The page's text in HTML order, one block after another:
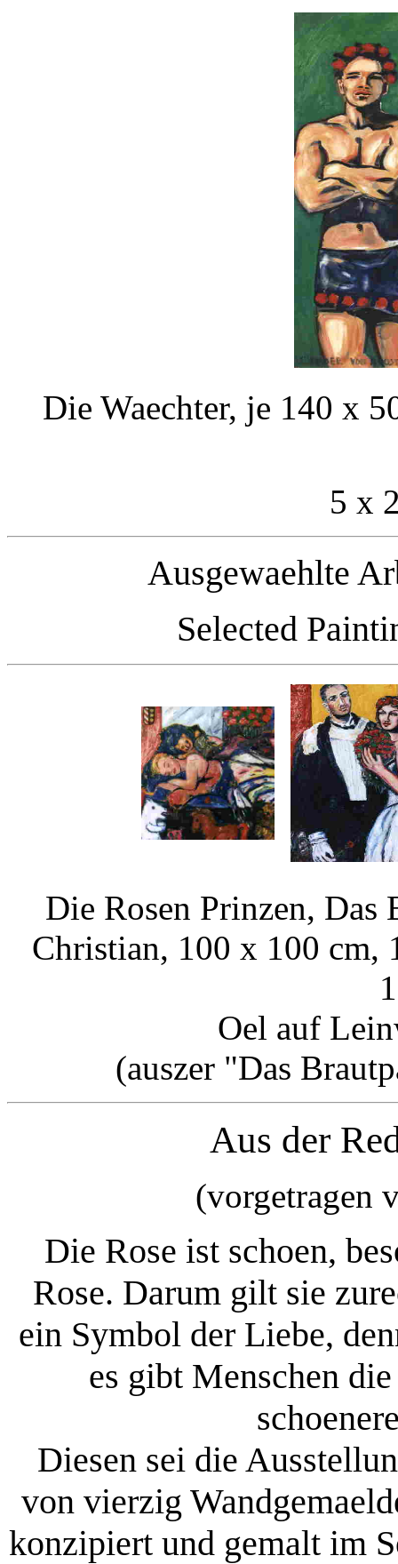
Die Waechter, je 140 x
5 x
Ausgewaehlte
Selected
Die Rosen Prinzen, Das
Christian, 100 x 100 cm,
Oel auf
(auszer "Das
Aus der
(vorgetragen
Die Rose ist schoen,
Rose. Darum gilt sie
ein Symbol der Liebe,
es gibt Menschen
Diesen sei die
von vierzig
konzipiert und gemalt im